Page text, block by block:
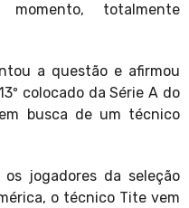
totalmente
a questão e afirmou
colocado da Série A do
busca de um técnico
jogadores da seleção
o técnico Tite vem